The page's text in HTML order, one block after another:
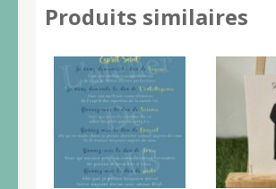
Produits similaires